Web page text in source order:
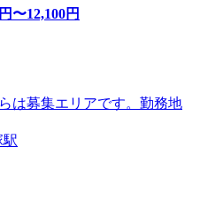
円〜12,100円
は募集エリアです。勤務地
駅